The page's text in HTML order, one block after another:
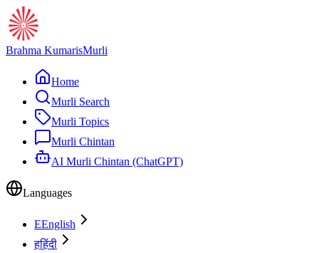
Brahma KumarisMurli
Home
Murli Search
Murli Topics
Murli Chintan
AI Murli Chintan (ChatGPT)
Languages
EEnglish
हहिंदी